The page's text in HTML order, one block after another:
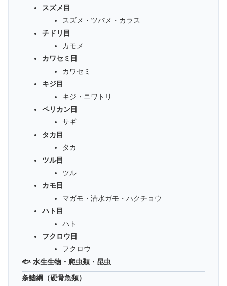
スズメ目
スズメ・ツバメ・カラス
チドリ目
カモメ
カワセミ目
カワセミ
キジ目
キジ・ニワトリ
ペリカン目
サギ
タカ目
タカ
ツル目
ツル
カモ目
マガモ・潜水ガモ・ハクチョウ
ハト目
ハト
フクロウ目
フクロウ
🐟 水生生物・爬虫類・昆虫
条鰭綱（硬骨魚類）